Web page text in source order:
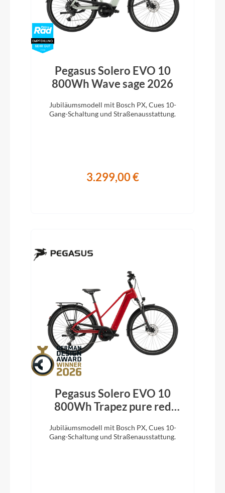
Pegasus Solero EVO 10
800Wh Wave sage 2026
Jubiläumsmodell mit Bosch PX, Cues 10-
Gang-Schaltung und Straßenausstattung.
3.299,00 €
Pegasus Solero EVO 10
800Wh Trapez pure red
Jubiläumsmodell mit Bosch PX, Cues 10-
Gang-Schaltung und Straßenausstattung.